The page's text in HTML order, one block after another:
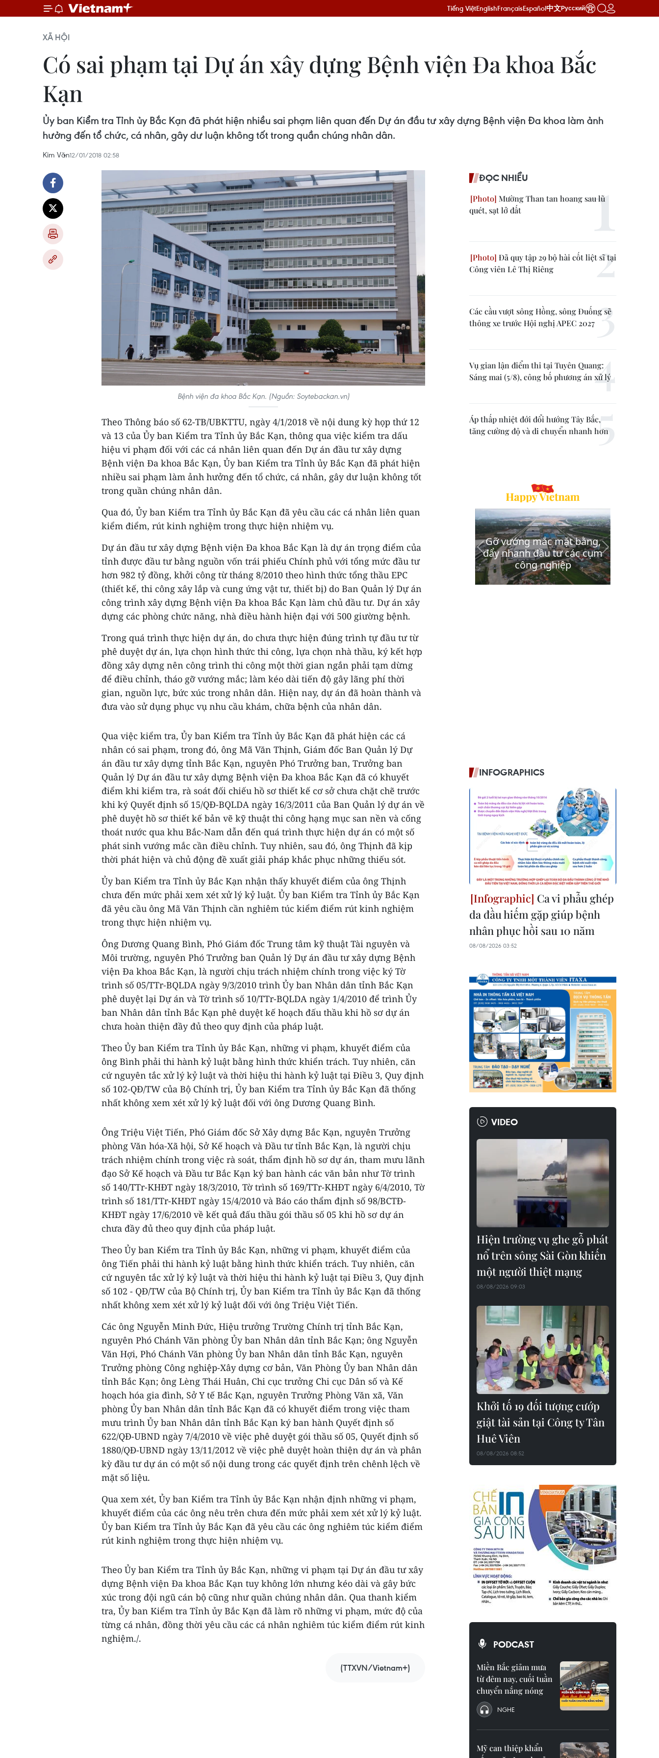
Tiếng ViệtEnglishFrançaisEspañol中文Русский
XÃ HỘI
Có sai phạm tại Dự án xây dựng Bệnh viện Đa khoa Bắc
Kạn
Ủy ban Kiểm tra Tỉnh ủy Bắc Kạn đã phát hiện nhiều sai phạm liên quan đến Dự án đầu tư xây dựng Bệnh viện Đa khoa làm ảnh
hưởng đến tổ chức, cá nhân, gây dư luận không tốt trong quần chúng nhân dân.
Kim Văn12/01/2018 02:58
Bệnh viện đa khoa Bắc Kạn. (Nguồn: Soytebackan.vn)
Theo Thông báo số 62-TB/UBKTTU, ngày 4/1/2018 về nội dung kỳ họp thứ 12
và 13 của Ủy ban Kiểm tra Tỉnh ủy Bắc Kạn, thông qua việc kiểm tra dấu
hiệu vi phạm đối với các cá nhân liên quan đến Dự án đầu tư xây dựng
Bệnh viện Đa khoa Bắc Kạn, Ủy ban Kiểm tra Tỉnh ủy Bắc Kạn đã phát hiện
nhiều sai phạm làm ảnh hưởng đến tổ chức, cá nhân, gây dư luận không tốt
trong quần chúng nhân dân.
Qua đó, Ủy ban Kiểm tra Tỉnh ủy Bắc Kạn đã yêu cầu các cá nhân liên quan
kiểm điểm, rút kinh nghiệm trong thực hiện nhiệm vụ.
Dự án đầu tư xây dựng Bệnh viện Đa khoa Bắc Kạn là dự án trọng điểm của
tỉnh được đầu tư bằng nguồn vốn trái phiếu Chính phủ với tổng mức đầu tư
hơn 982 tỷ đồng, khởi công từ tháng 8/2010 theo hình thức tổng thầu EPC
(thiết kế, thi công xây lắp và cung ứng vật tư, thiết bị) do Ban Quản lý Dự án
công trình xây dựng Bệnh viện Đa khoa Bắc Kạn làm chủ đầu tư. Dự án xây
dựng các phòng chức năng, nhà điều hành hiện đại với 500 giường bệnh.
Trong quá trình thực hiện dự án, do chưa thực hiện đúng trình tự đầu tư từ
phê duyệt dự án, lựa chọn hình thức thi công, lựa chọn nhà thầu, ký kết hợp
đồng xây dựng nên công trình thi công một thời gian ngắn phải tạm dừng
để điều chỉnh, tháo gỡ vướng mắc; làm kéo dài tiến độ gây lãng phí thời
gian, nguồn lực, bức xúc trong nhân dân. Hiện nay, dự án đã hoàn thành và
đưa vào sử dụng phục vụ nhu cầu khám, chữa bệnh của nhân dân.
Qua việc kiểm tra, Ủy ban Kiểm tra Tỉnh ủy Bắc Kạn đã phát hiện các cá
nhân có sai phạm, trong đó, ông Mã Văn Thịnh, Giám đốc Ban Quản lý Dự
án đầu tư xây dựng tỉnh Bắc Kạn, nguyên Phó Trưởng ban, Trưởng ban
Quản lý Dự án đầu tư xây dựng Bệnh viện Đa khoa Bắc Kạn đã có khuyết
điểm khi kiểm tra, rà soát đối chiếu hồ sơ thiết kế cơ sở chưa chặt chẽ trước
khi ký Quyết định số 15/QĐ-BQLDA ngày 16/3/2011 của Ban Quản lý dự án về
phê duyệt hồ sơ thiết kế bản vẽ kỹ thuật thi công hạng mục san nền và cống
thoát nước qua khu Bắc-Nam dẫn đến quá trình thực hiện dự án có một số
phát sinh vướng mắc cần điều chỉnh. Tuy nhiên, sau đó, ông Thịnh đã kịp
thời phát hiện và chủ động đề xuất giải pháp khắc phục những thiếu sót.
Ủy ban Kiểm tra Tỉnh ủy Bắc Kạn nhận thấy khuyết điểm của ông Thịnh
chưa đến mức phải xem xét xử lý kỷ luật. Ủy ban Kiểm tra Tỉnh ủy Bắc Kạn
đã yêu cầu ông Mã Văn Thịnh cần nghiêm túc kiểm điểm rút kinh nghiệm
trong thực hiện nhiệm vụ.
Ông Dương Quang Bình, Phó Giám đốc Trung tâm kỹ thuật Tài nguyên và
Môi trường, nguyên Phó Trưởng ban Quản lý Dự án đầu tư xây dựng Bệnh
viện Đa khoa Bắc Kạn, là người chịu trách nhiệm chính trong việc ký Tờ
trình số 05/TTr-BQLDA ngày 9/3/2010 trình Ủy ban Nhân dân tỉnh Bắc Kạn
phê duyệt lại Dự án và Tờ trình số 10/TTr-BQLDA ngày 1/4/2010 để trình Ủy
ban Nhân dân tỉnh Bắc Kạn phê duyệt kế hoạch đấu thầu khi hồ sơ dự án
chưa hoàn thiện đầy đủ theo quy định của pháp luật.
Theo Ủy ban Kiểm tra Tỉnh ủy Bắc Kạn, những vi phạm, khuyết điểm của
ông Bình phải thi hành kỷ luật bằng hình thức khiển trách. Tuy nhiên, căn
cứ nguyên tắc xử lý kỷ luật và thời hiệu thi hành kỷ luật tại Điều 3, Quy định
số 102-QĐ/TW của Bộ Chính trị, Ủy ban Kiểm tra Tỉnh ủy Bắc Kạn đã thống
nhất không xem xét xử lý kỷ luật đối với ông Dương Quang Bình.
Ông Triệu Việt Tiến, Phó Giám đốc Sở Xây dựng Bắc Kạn, nguyên Trưởng
phòng Văn hóa-Xã hội, Sở Kế hoạch và Đầu tư tỉnh Bắc Kạn, là người chịu
trách nhiệm chính trong việc rà soát, thẩm định hồ sơ dự án, tham mưu lãnh
đạo Sở Kế hoạch và Đầu tư Bắc Kạn ký ban hành các văn bản như Tờ trình
số 140/TTr-KHĐT ngày 18/3/2010, Tờ trình số 169/TTr-KHĐT ngày 6/4/2010, Tờ
trình số 181/TTr-KHĐT ngày 15/4/2010 và Báo cáo thẩm định số 98/BCTĐ-
KHĐT ngày 17/6/2010 về kết quả đấu thầu gói thầu số 05 khi hồ sơ dự án
chưa đầy đủ theo quy định của pháp luật.
Theo Ủy ban Kiểm tra Tỉnh ủy Bắc Kạn, những vi phạm, khuyết điểm của
ông Tiến phải thi hành kỷ luật bằng hình thức khiển trách. Tuy nhiên, căn
cứ nguyên tắc xử lý kỷ luật và thời hiệu thi hành kỷ luật tại Điều 3, Quy định
số 102 - QĐ/TW của Bộ Chính trị, Ủy ban Kiểm tra Tỉnh ủy Bắc Kạn đã thống
nhất không xem xét xử lý kỷ luật đối với ông Triệu Việt Tiến.
Các ông Nguyễn Minh Đức, Hiệu trưởng Trường Chính trị tỉnh Bắc Kạn,
nguyên Phó Chánh Văn phòng Ủy ban Nhân dân tỉnh Bắc Kạn; ông Nguyễn
Văn Hợi, Phó Chánh Văn phòng Ủy ban Nhân dân tỉnh Bắc Kạn, nguyên
Trưởng phòng Công nghiệp-Xây dựng cơ bản, Văn Phòng Ủy ban Nhân dân
tỉnh Bắc Kạn; ông Lèng Thái Huân, Chi cục trưởng Chi cục Dân số và Kế
hoạch hóa gia đình, Sở Y tế Bắc Kạn, nguyên Trưởng Phòng Văn xã, Văn
phòng Ủy ban Nhân dân tỉnh Bắc Kạn đã có khuyết điểm trong việc tham
mưu trình Ủy ban Nhân dân tỉnh Bắc Kạn ký ban hành Quyết định số
622/QĐ-UBND ngày 7/4/2010 về việc phê duyệt gói thầu số 05, Quyết định số
1880/QĐ-UBND ngày 13/11/2012 về việc phê duyệt hoàn thiện dự án và phân
kỳ đầu tư dự án có một số nội dung trong các quyết định trên chênh lệch về
mặt số liệu.
Qua xem xét, Ủy ban Kiểm tra Tỉnh ủy Bắc Kạn nhận định những vi phạm,
khuyết điểm của các ông nêu trên chưa đến mức phải xem xét xử lý kỷ luật.
Ủy ban Kiểm tra Tỉnh ủy Bắc Kạn đã yêu cầu các ông nghiêm túc kiểm điểm
rút kinh nghiệm trong thực hiện nhiệm vụ.
Theo Ủy ban Kiểm tra Tỉnh ủy Bắc Kạn, những vi phạm tại Dự án đầu tư xây
dựng Bệnh viện Đa khoa Bắc Kạn tuy không lớn nhưng kéo dài và gây bức
xúc trong đội ngũ cán bộ cũng như quần chúng nhân dân. Qua thanh kiểm
tra, Ủy ban Kiểm tra Tỉnh ủy Bắc Kạn đã làm rõ những vi phạm, mức độ của
từng cá nhân, đồng thời yêu cầu các cá nhân nghiêm túc kiểm điểm rút kinh
nghiệm./.
(TTXVN/Vietnam+)
ĐỌC NHIỀU
Mường Than tan hoang sau lũ
quét, sạt lở đất
Đã quy tập 29 bộ hài cốt liệt sĩ tại
Công viên Lê Thị Riêng
Các cầu vượt sông Hồng, sông Đuống sẽ
thông xe trước Hội nghị APEC 2027
Vụ gian lận điểm thi tại Tuyên Quang:
Sáng mai (5/8), công bố phương án xử lý
Áp thấp nhiệt đới đổi hướng Tây Bắc,
tăng cường độ và di chuyển nhanh hơn
INFOGRAPHICS
Ca vi phẫu ghép
da đầu hiếm gặp giúp bệnh
nhân phục hồi sau 10 năm
08/08/2026 03:52
VIDEO
Hiện trường vụ ghe gỗ phát
nổ trên sông Sài Gòn khiến
một người thiệt mạng
08/08/2026 09:03
Khởi tố 19 đối tượng cướp
giật tài sản tại Công ty Tân
Huê Viên
08/08/2026 08:52
PODCAST
Miền Bắc giảm mưa
từ đêm nay, cuối tuần
chuyển nắng nóng
NGHE
Mỹ can thiệp khẩn